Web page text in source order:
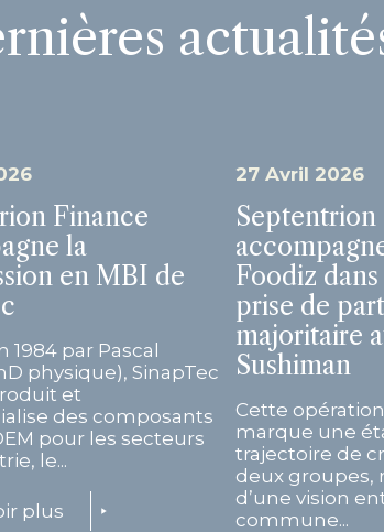
Finance
la
en MBI de
1984 par Pascal
physique), SinapTec
et
des composants
pour les secteurs
le...
plus
27 Avril 2026
Septentrion
Foodiz
prise de
majoritaire
Sushiman
Cette
marque une
trajectoire de
deux groupes,
d’une vision
commune...